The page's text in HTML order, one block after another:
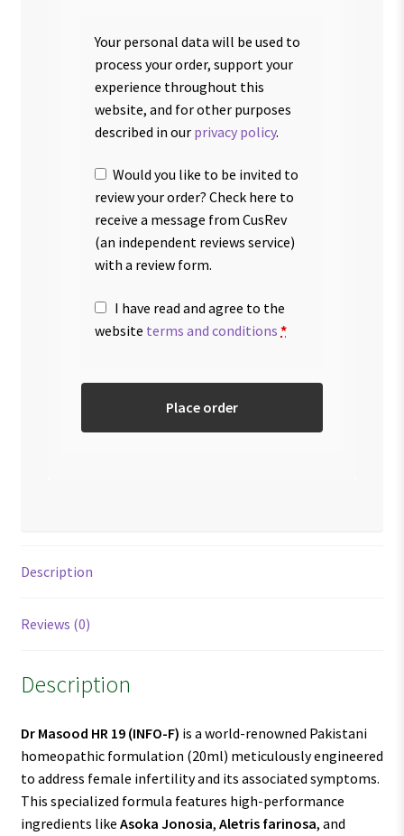
Your personal data will be used to
process your order, support your
experience throughout this
website, and for other purposes
described in our privacy policy.
Would you like to be invited to
review your order? Check here to
receive a message from CusRev
(an independent reviews service)
with a review form.
I have read and agree to the
website terms and conditions *
Place order
Description
Reviews (0)
Description
Dr Masood HR 19 (INFO-F) is a world-renowned Pakistani
homeopathic formulation (20ml) meticulously engineered
to address female infertility and its associated symptoms.
This specialized formula features high-performance
ingredients like Asoka Jonosia, Aletris farinosa, and